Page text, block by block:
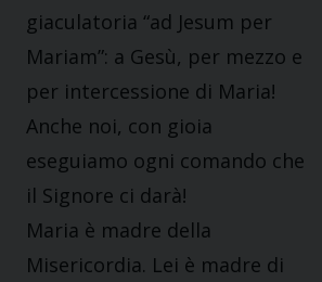
giaculatoria “ad Jesum per
Mariam”: a Gesù, per mezzo e
per intercessione di Maria!
Anche noi, con gioia
eseguiamo ogni comando che
il Signore ci darà!
Maria è madre della
Misericordia. Lei è madre di